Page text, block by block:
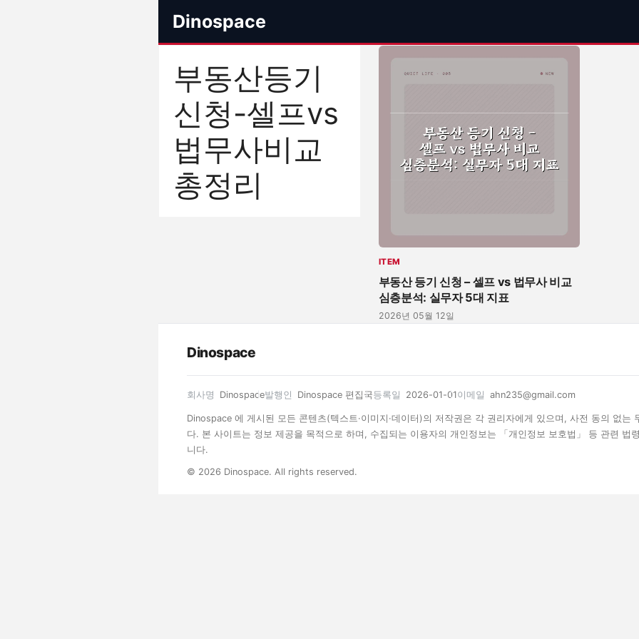
Dinospace
부동산등기
신청-셀프vs
법무사비교
총정리
ITEM
부동산 등기 신청 – 셀프 vs 법무사 비교
심층분석: 실무자 5대 지표
2026년 05월 12일
Dinospace
회사명 Dinospace발행인 Dinospace 편집국등록일 2026-01-01이메일 ahn235@gmail.com
Dinospace 에 게시된 모든 콘텐츠(텍스트·이미지·데이터)의 저작권은 각 권리자에게 있으며, 사전 동의 없는
다. 본 사이트는 정보 제공을 목적으로 하며, 수집되는 이용자의 개인정보는 「개인정보 보호법」 등 관련 법
니다.
© 2026 Dinospace. All rights reserved.